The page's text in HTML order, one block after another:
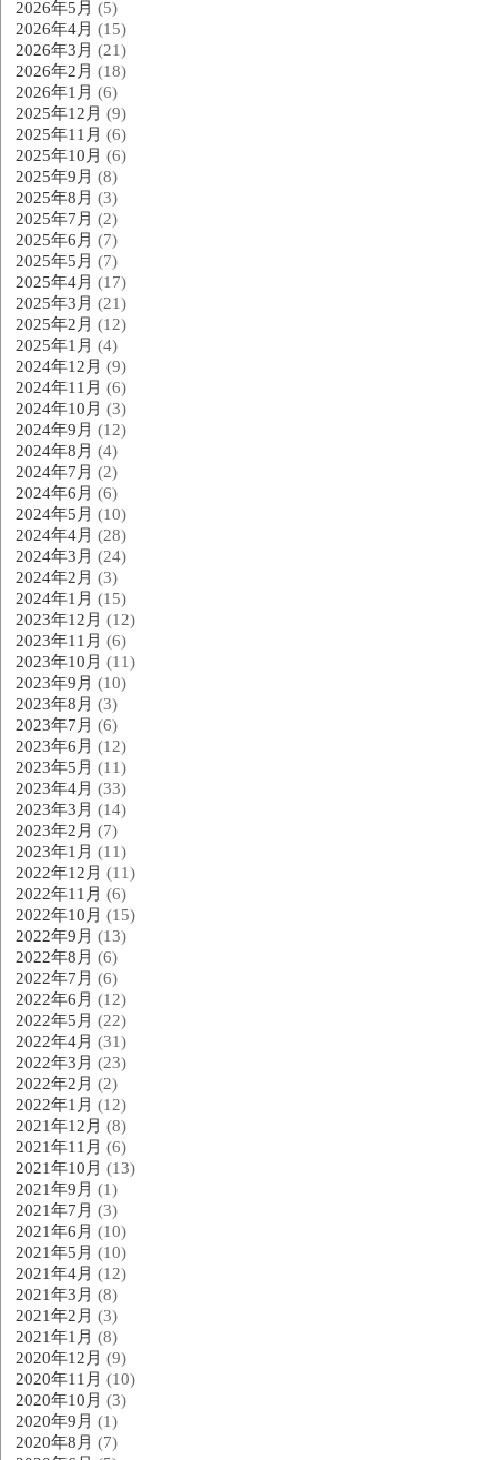
2026年5月 (5)
2026年4月 (15)
2026年3月 (21)
2026年2月 (18)
2026年1月 (6)
2025年12月 (9)
2025年11月 (6)
2025年10月 (6)
2025年9月 (8)
2025年8月 (3)
2025年7月 (2)
2025年6月 (7)
2025年5月 (7)
2025年4月 (17)
2025年3月 (21)
2025年2月 (12)
2025年1月 (4)
2024年12月 (9)
2024年11月 (6)
2024年10月 (3)
2024年9月 (12)
2024年8月 (4)
2024年7月 (2)
2024年6月 (6)
2024年5月 (10)
2024年4月 (28)
2024年3月 (24)
2024年2月 (3)
2024年1月 (15)
2023年12月 (12)
2023年11月 (6)
2023年10月 (11)
2023年9月 (10)
2023年8月 (3)
2023年7月 (6)
2023年6月 (12)
2023年5月 (11)
2023年4月 (33)
2023年3月 (14)
2023年2月 (7)
2023年1月 (11)
2022年12月 (11)
2022年11月 (6)
2022年10月 (15)
2022年9月 (13)
2022年8月 (6)
2022年7月 (6)
2022年6月 (12)
2022年5月 (22)
2022年4月 (31)
2022年3月 (23)
2022年2月 (2)
2022年1月 (12)
2021年12月 (8)
2021年11月 (6)
2021年10月 (13)
2021年9月 (1)
2021年7月 (3)
2021年6月 (10)
2021年5月 (10)
2021年4月 (12)
2021年3月 (8)
2021年2月 (3)
2021年1月 (8)
2020年12月 (9)
2020年11月 (10)
2020年10月 (3)
2020年9月 (1)
2020年8月 (7)